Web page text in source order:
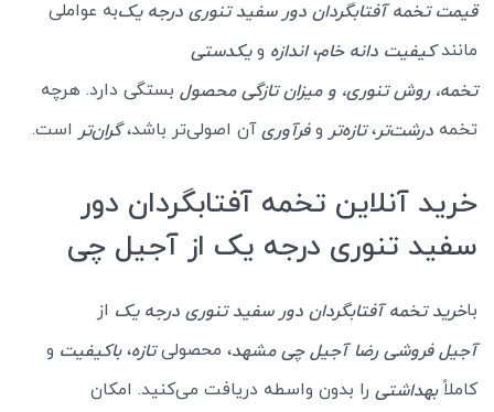
قیمت تخمه آفتابگردان دور سفید تنوری درجه یکبه عواملی
مانندکیفیت دانه خام،اندازه ویکدستی
تخمه، روش تنوری، و میزان تازگی محصول بستگی دارد. هرچه
تخمه درشت‌تر،تازه‌تر وفرآوریآن اصولی‌تر باشد،گران‌تر است.
خرید آنلاین تخمه آفتابگردان دور
سفید تنوری درجه یک از آجیل چی
باخرید تخمه آفتابگردان دور سفید تنوری درجه یک از
آجیل فروشی رضا آجیل چی مشهد، محصولیتازه،باکیفیت و
کاملاًبهداشتی را بدون واسطه دریافت می‌کنید. امکان